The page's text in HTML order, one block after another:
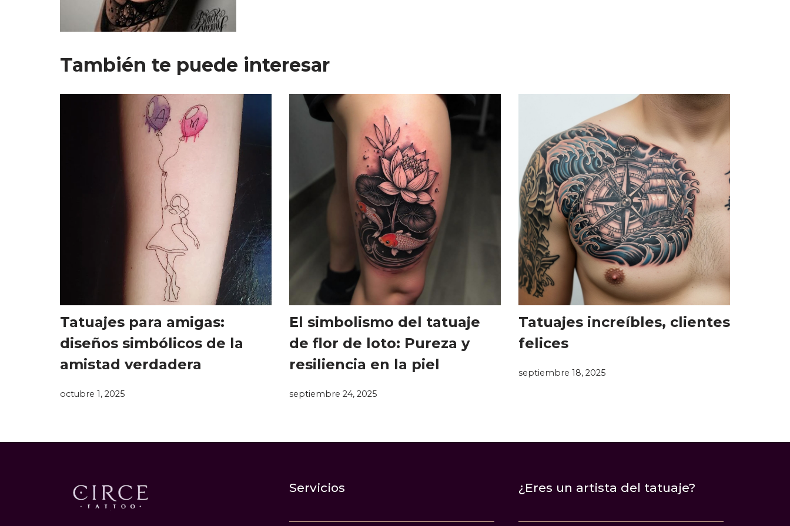
También te puede interesar
Tatuajes para amigas:
diseños simbólicos de la
amistad verdadera
octubre 1, 2025
El simbolismo del tatuaje
de flor de loto: Pureza y
resiliencia en la piel
septiembre 24, 2025
Tatuajes increíbles, clientes
felices
septiembre 18, 2025
Servicios ¿Eres un artista del tatuaje?